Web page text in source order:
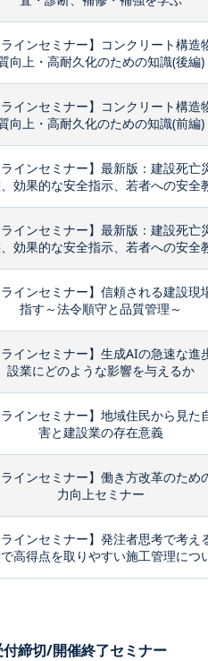
ラインセミナー】コンクリート構造
向上・高耐久化のための知識(後編)
ラインセミナー】コンクリート構造
向上・高耐久化のための知識(前編)
ラインセミナー】最新版：建設死亡
効果的な安全指示、若者への安全
ラインセミナー】最新版：建設死亡
効果的な安全指示、若者への安全
ラインセミナー】信頼される建設現
指す～法令順守と品質管理～
ラインセミナー】生成AIの急速な進
設業にどのような影響を与えるか
ラインセミナー】地域住民から見た
害と建設業の存在意義
ラインセミナー】働き方改革のため
力向上セミナー
ラインセミナー】発注者思考で考え
高得点を取りやすい施工管理につ
付締切/開催終了セミナー